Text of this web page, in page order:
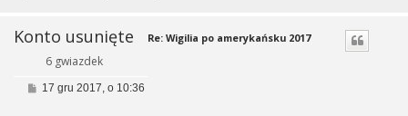
Konto usunięte
6 gwiazdek
Re: Wigilia po amerykańsku 2017
P17 gru 2017, o 10:36